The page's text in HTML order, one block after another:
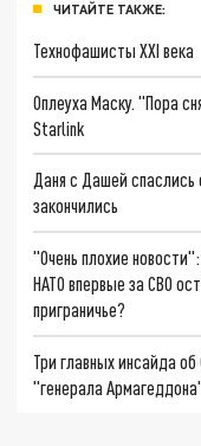
ЧИТАЙТЕ ТАКЖЕ:
Технофашисты XXI века
Оплеуха Маску. "Пора
Starlink
Даня с Дашей
закончились
"Очень плохие
НАТО впервые за СВО
приграничье?
Три главных инсайда
"генерала